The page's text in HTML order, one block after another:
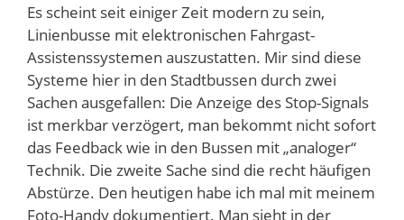
Es scheint seit einiger Zeit modern zu sein,
Linienbusse mit elektronischen Fahrgast-
Assistenssystemen auszustatten. Mir sind diese
Systeme hier in den Stadtbussen durch zwei
Sachen ausgefallen: Die Anzeige des Stop-Signals
ist merkbar verzögert, man bekommt nicht sofort
das Feedback wie in den Bussen mit „analoger“
Technik. Die zweite Sache sind die recht häufigen
Abstürze. Den heutigen habe ich mal mit meinem
Foto-Handy dokumentiert. Man sieht in der